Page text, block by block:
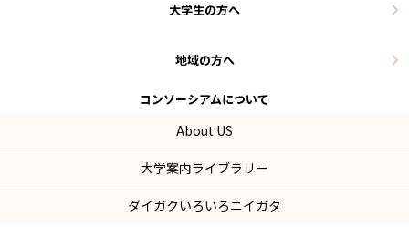
大学生の方へ
地域の方へ
コンソーシアムについて
About US
大学案内ライブラリー
ダイガクいろいろニイガタ